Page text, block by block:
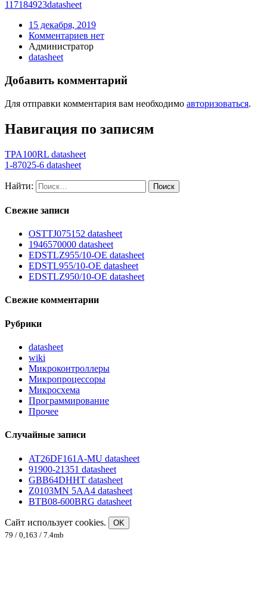
117184923datasheet
15 декабря, 2019
Комментариев нет
Администратор
datasheet
Добавить комментарий
Для отправки комментария вам необходимо авторизоваться.
Навигация по записям
TPA100RL datasheet
1-87025-6 datasheet
Найти:
Свежие записи
OSTTJ075152 datasheet
1946570000 datasheet
EDSTLZ955/10-OE datasheet
EDSTL955/10-OE datasheet
EDSTLZ950/10-OE datasheet
Свежие комментарии
Рубрики
datasheet
wiki
Микроконтроллеры
Микропроцессоры
Микросхема
Программирование
Прочее
Случайные записи
AT26DF161A-MU datasheet
91900-21351 datasheet
GBB64DHHT datasheet
Z0103MN 5AA4 datasheet
BTB08-600BRG datasheet
Сайт использует cookies.
OK
79 / 0,163 / 7.4mb